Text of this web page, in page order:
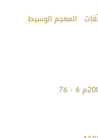
المعجم الوسيط